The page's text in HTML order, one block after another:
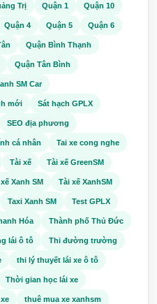
Trị Quận 1 Quận 10
Quận 4 Quận 5 Quận 6
Quận Bình Thạnh
Quận Tân Bình
SM Car
mới Sát hạch GPLX
SEO địa phương
cá nhân Tai xe cong nghe
Tài xế Tài xế GreenSM
Xanh SM Tài xế XanhSM
Taxi Xanh SM Test GPLX
Hóa Thành phố Thủ Đức
lái ô tô Thi đường trường
thi lý thuyết lái xe ô tô
Thời gian học lái xe
thuê mua xe xanhsm